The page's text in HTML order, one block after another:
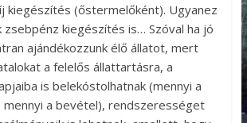
kiegészítés (őstermelőként). Ugyanez
zsebpénz kiegészítés is… Szóval ha jó
ajándékozzunk élő állatot, mert
a felelős állattartásra, a
is belekóstolhatnak (mennyi a
a bevétel), rendszerességet